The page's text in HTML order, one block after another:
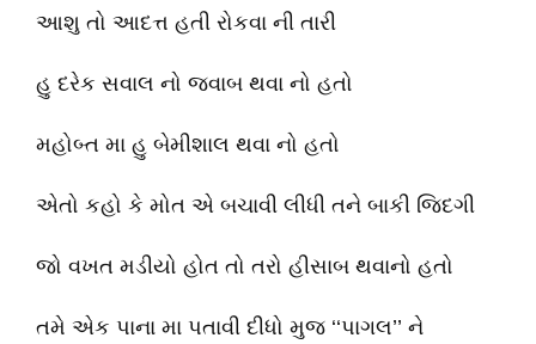
આશુ તો આદત્ત હતી રોકવા ની તારી
હુ દરેક સવાલ નો જવાબ થવા નો હતો
મહોબ્ત મા હુ બેમીશાલ થવા નો હતો
એતો કહો કે મોત એ બચાવી લીધી તને બાકી જિદગી
જો વખત મડીયો હોત તો તરો હીસાબ થવાનો હતો
તમે એક પાના મા પતાવી દીધો મુજ ‘‘પાગલ’’ ને